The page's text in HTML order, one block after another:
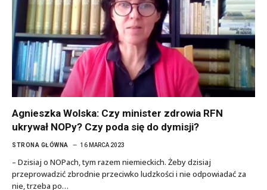
Agnieszka Wolska: Czy minister zdrowia RFN
ukrywał NOPy? Czy poda się do dymisji?
STRONA GŁÓWNA 16 MARCA 2023
– Dzisiaj o NOPach, tym razem niemieckich. Żeby dzisiaj
przeprowadzić zbrodnie przeciwko ludzkości i nie odpowiadać za
nie, trzeba po…